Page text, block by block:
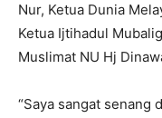
Nur, Ketua Dunia
Ketua Ijtihadul
Muslimat NU Hj
“Saya sangat senang